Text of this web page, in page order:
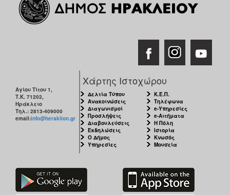
Αγίου Τίτου 1,
Τ.Κ. 71202,
Ηράκλειο
Τηλ.: 2813-409000
email:info@heraklion.gr
Χάρτης Ιστοχώρου
Δελτία Τύπου
Ανακοινώσεις
Διαγωνισμοί
Προσλήψεις
Διαβουλεύσεις
Εκδηλώσεις
Ο Δήμος
Υπηρεσίες
Κ.Ε.Π.
Τηλέφωνα
e-Υπηρεσίες
e-Αιτήματα
Η Πόλη
Ιστορία
Κνωσός
Μουσεία